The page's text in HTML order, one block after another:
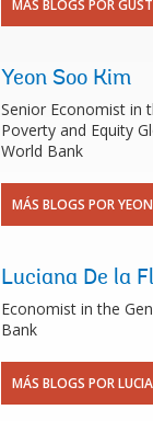
MÁS BLOGS POR
Yeon Soo Kim
Senior Economist in
Poverty and Equity
World Bank
MÁS BLOGS POR YEON
Luciana De la
Economist in the
Bank
MÁS BLOGS POR